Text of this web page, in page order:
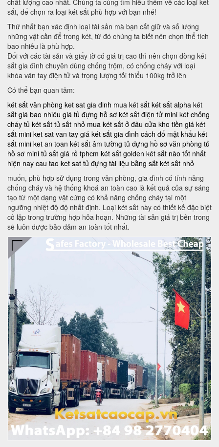
sắt, để chọn ra loại két sắt phù hợp với bạn nhé!
Thứ nhất bạn xác định loại tài sản mà bạn cất giữ và số lượng
những vật cần để trong két, từ đó chúng ta biết nên chọn thể tích
bao nhiêu là phù hợp.
Đối với các tài sản và giấy tờ có giá trị cao thì nên chọn dòng két
sắt gia đình chuyên dùng chống trộm, có chống cháy với loại
khóa vân tay điện tử và trọng lượng tối thiểu 100kg trở lên
Có thể bạn quan tâm:
két sắt văn phòng ket sat gia dinh mua két sắt két sắt alpha két
sắt giá bao nhiêu giá tủ đựng hồ sơ két sắt điện tử mini két chống
cháy tủ két sắt tủ sắt nhỏ mua két sắt ở đâu cửa kho tiền giá két
sắt mini ket sat van tay giá két sắt gia đình cách đổ mật khẩu két
sắt mini ket an toan két sắt âm tường tủ đựng hồ sơ văn phòng tủ
hồ sơ mini tủ sắt giá rẻ tphcm két sắt golden két sắt nào tốt nhất
hiện nay cau tao ket sat tủ đựng tài liệu bằng sắt két sắt nhỏ
muốn, phù hợp sử dụng trong văn phòng, gia đình có tính năng
chống cháy và hệ thống khoá an toàn cao là kết quả của sự sáng
tạo từ một dạng vật cứng có khả năng chống cháy tại một
ngưỡng nhiệt độ độ nhất định. Loại két sắt này có thiết kế đặc biệt
cô lập trong trường hợp hỏa hoạn. Những tài sản giá trị bên trong
sẽ luôn được bảo đảm an toàn tốt nhất.